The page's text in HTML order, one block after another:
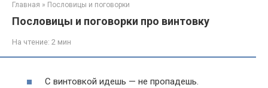
Главная » Пословицы и поговорки
Пословицы и поговорки про винтовку
На чтение: 2 мин
С винтовкой идешь — не пропадешь.